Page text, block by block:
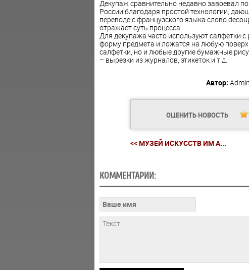
Декупаж сравнительно недавно завоевал
России благодаря простой технологии,
переводе с французского языка слово
отражает суть процесса.
Для декупажа часто используют салфетки
форму предмета и ложатся на любую
салфетки, но и любые другие бумажные
– вырезки из журналов, этикеток и т.д.
Автор: Admin
ОЦЕНИТЬ НОВОСТЬ
<< МУЗЕЙ ИСКУССТВ ИМ А...
КОММЕНТАРИИ: